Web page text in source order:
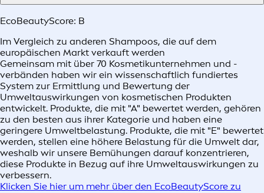
EcoBeautyScore: B
Im Vergleich zu anderen Shampoos, die auf dem
europäischen Markt verkauft werden​
Gemeinsam mit über 70 Kosmetikunternehmen und -
verbänden haben wir ein wissenschaftlich fundiertes
System zur Ermittlung und Bewertung der
Umweltauswirkungen von kosmetischen Produkten
entwickelt. Produkte, die mit "A" bewertet werden, gehören
zu den besten aus ihrer Kategorie und haben eine
geringere Umweltbelastung. Produkte, die mit "E" bewertet
werden, stellen eine höhere Belastung für die Umwelt dar,
weshalb wir unsere Bemühungen darauf konzentrieren,
diese Produkte in Bezug auf ihre Umweltauswirkungen zu
verbessern.
Klicken Sie hier um mehr über den EcoBeautyScore zu